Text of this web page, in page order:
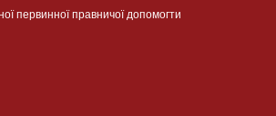
первинної правничої допомогти